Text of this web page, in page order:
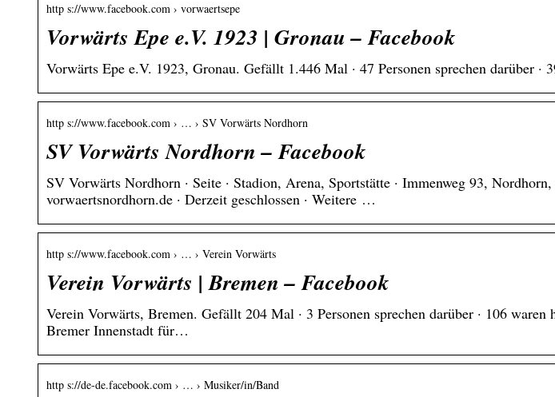
http s://www.facebook.com › vorwaertsepe
Vorwärts Epe e.V. 1923 | Gronau – Facebook
Vorwärts Epe e.V. 1923, Gronau. Gefällt 1.446 Mal · 47 Personen sprechen darüber ·
http s://www.facebook.com › … › SV Vorwärts Nordhorn
SV Vorwärts Nordhorn – Facebook
SV Vorwärts Nordhorn · Seite · Stadion, Arena, Sportstätte · Immenweg 93, Nordhorn,
vorwaertsnordhorn.de · Derzeit geschlossen · Weitere …
http s://www.facebook.com › … › Verein Vorwärts
Verein Vorwärts | Bremen – Facebook
Verein Vorwärts, Bremen. Gefällt 204 Mal · 3 Personen sprechen darüber · 106
Bremer Innenstadt für…
http s://de-de.facebook.com › … › Musiker/in/Band